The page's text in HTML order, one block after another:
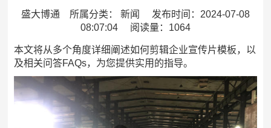
盛大博通 所属分类： 新闻 发布时间：2024-07-08
08:07:04 阅读量：1064
本文将从多个角度详细阐述如何剪辑企业宣传片模板，以
及相关问答FAQs，为您提供实用的指导。